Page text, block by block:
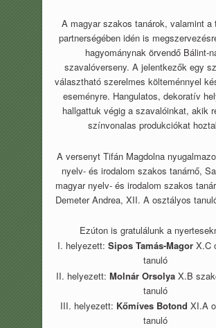
A magyar szakos tanárok, valamint a
partnerségében idén is
hagyománynak örvendő Bálint-
szavalóverseny. A jelentkezők egy
választható szerelmes költeménnyel
eseményre. Hangulatos, dekoratív
hallgattuk végig a szavalóinkat, akik
színvonalas produkciókat
A versenyt Tifán Magdolna
nyelv- és irodalom szakos tanárnő,
magyar nyelv- és irodalom szakos
Demeter Andrea, XII. A osztályos
Ezúton is gratulálunk a
I. helyezett: Sipos Tamás-Magor X.C
tanuló
II. helyezett: Molnár Orsolya X.B
tanuló
III. helyezett: Kőmíves Botond XI.A
tanuló